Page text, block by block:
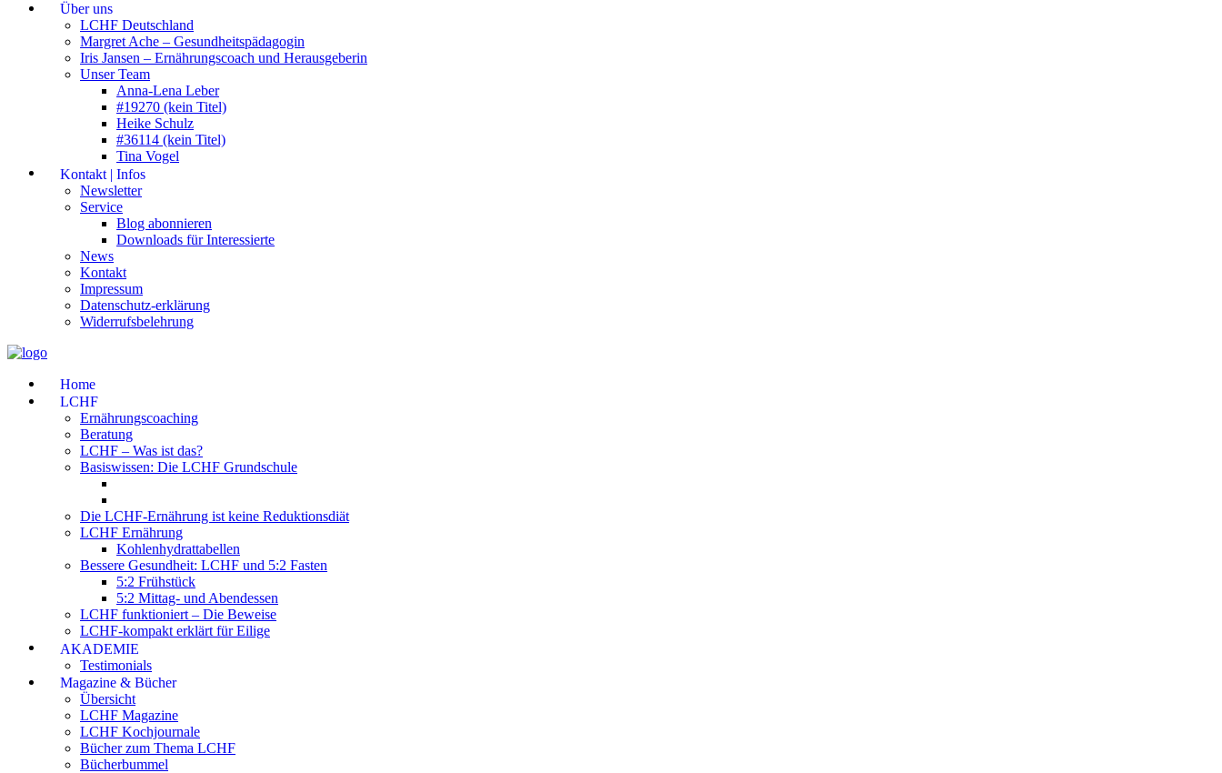
Über uns
LCHF Deutschland
Margret Ache – Gesundheitspädagogin
Iris Jansen – Ernährungscoach und Herausgeberin
Unser Team
Anna-Lena Leber
#19270 (kein Titel)
Heike Schulz
#36114 (kein Titel)
Tina Vogel
Kontakt | Infos
Newsletter
Service
Blog abonnieren
Downloads für Interessierte
News
Kontakt
Impressum
Datenschutz-erklärung
Widerrufsbelehrung
Home
LCHF
Ernährungscoaching
Beratung
LCHF – Was ist das?
Basiswissen: Die LCHF Grundschule
Die LCHF-Ernährung ist keine Reduktionsdiät
LCHF Ernährung
Kohlenhydrattabellen
Bessere Gesundheit: LCHF und 5:2 Fasten
5:2 Frühstück
5:2 Mittag- und Abendessen
LCHF funktioniert – Die Beweise
LCHF-kompakt erklärt für Eilige
AKADEMIE
Testimonials
Magazine & Bücher
Übersicht
LCHF Magazine
LCHF Kochjournale
Bücher zum Thema LCHF
Bücherbummel